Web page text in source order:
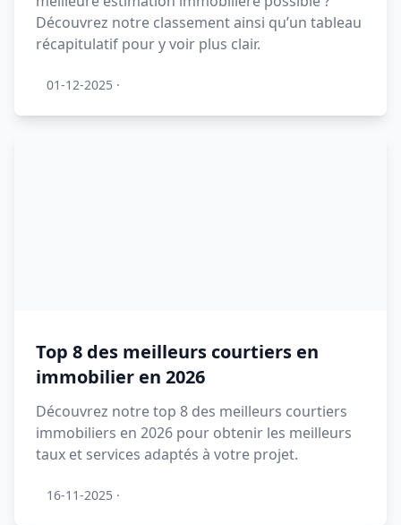
Découvrez notre classement ainsi qu’un tableau
récapitulatif pour y voir plus clair.
01-12-2025 ·
Top 8 des meilleurs courtiers en
immobilier en 2026
Découvrez notre top 8 des meilleurs courtiers
immobiliers en 2026 pour obtenir les meilleurs
taux et services adaptés à votre projet.
16-11-2025 ·